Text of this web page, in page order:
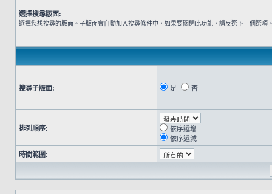
選擇搜尋版面:
選擇您想搜尋的版面。子版面會自動加入搜尋條件中，如果要關閉此功能，請反選下一個選項
搜尋子版面: 是 否
排列順序:
依序遞增
依序遞減
時間範圍: